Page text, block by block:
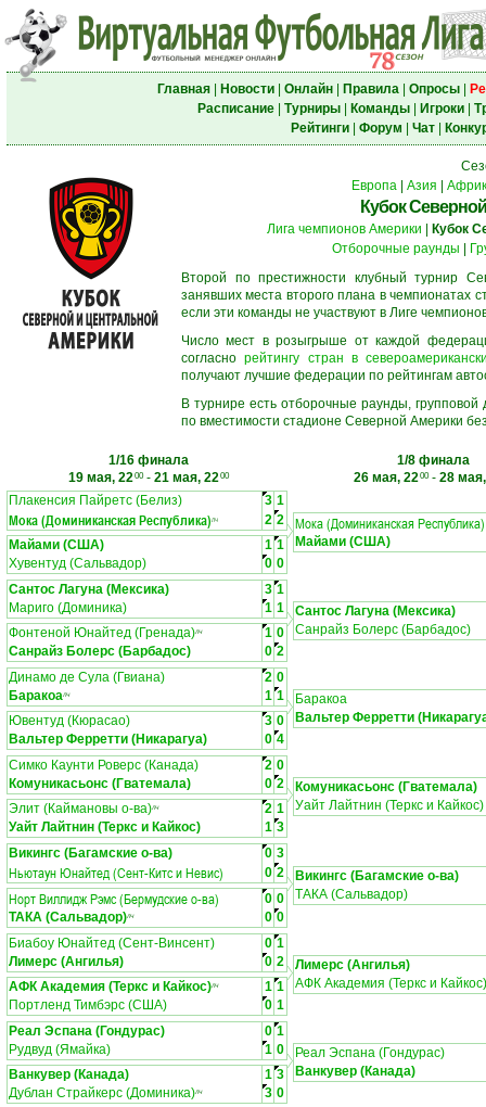
Главная| Новости| Онлайн| Правила| Опросы|
Расписание| Турниры| Команды| Игроки|
Рейтинги| Форум Чат|
Европа| Азия
Кубок
Лига чемпионов Америки
Кубок
Отборочные раунды
Второй по престижности клубный турнир
занявших места второго плана в чемпионатах
если эти команды не участвуют в Лиге
Число мест в розыгрыше от каждой
согласнорейтингу стран в
получают лучшие федерации по рейтингам
В турнире есть отборочные раунды,
по вместимости стадионе Северной Америки
1/16 финала
19 мая, 2200- 21 мая, 2200
1/8 финала
26 мая, 2200- 28
Плакенсия Пайретс (Белиз)
3 1
Мока (Доминиканская Республика)ЛЧ 2 2
Майами (США)
1 1
Хувентуд (Сальвадор)
0 0
Мока (Доминиканская Республика)
Майами (США)
Сантос Лагуна (Мексика) 3 1
Мариго (Доминика)
1 1
Фонтеной Юнайтед (Гренада)ЛЧ 1 0
Санрайз Болерс (Барбадос)
0 2
Сантос Лагуна (Мексика)
Санрайз Болерс (Барбадос)
Динамо де Сула (Гвиана) 2 0
БаракоаЛЧ 1 1
Ювентуд (Кюрасао)
3 0
Вальтер Ферретти (Никарагуа)
0 4
Баракоа
Вальтер Ферретти
Симко Каунти Роверс (Канада) 2 0
Комуникасьонс (Гватемала)
0 2
Элит (Каймановы о-ва)ЛЧ 2 1
Уайт Лайтнин (Теркс и Кайкос)
1 3
Комуникасьонс (Гватемала)
Уайт Лайтнин (Теркс и Кайкос)
Викингс (Багамские о-ва) 0 3
Ньютаун Юнайтед (Сент-Китс и Невис) 0 2
Норт Виллидж Рэмс (Бермудские о-ва) 0 0
ТАКА (Сальвадор)ЛЧ 0 0
Викингс (Багамские о-ва)
ТАКА (Сальвадор)
Биабоу Юнайтед (Сент-Винсент) 0 1
Лимерс (Ангилья)
0 2
АФК Академия (Теркс и Кайкос)ЛЧ 1 1
Портленд Тимбэрс (США)
0 1
Лимерс (Ангилья)
АФК Академия (Теркс и Кайкос)
Реал Эспана (Гондурас) 0 1
Рудвуд (Ямайка)
1 0
Ванкувер (Канада)
1 3
Дублан Страйкерс (Доминика)ЛЧ 3 0
Реал Эспана (Гондурас)
Ванкувер (Канада)